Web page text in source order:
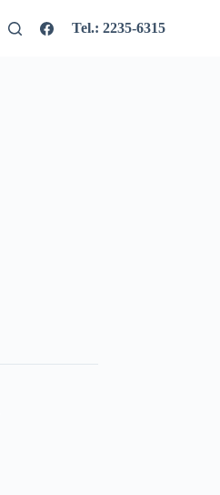
Tel.: 2235-6315